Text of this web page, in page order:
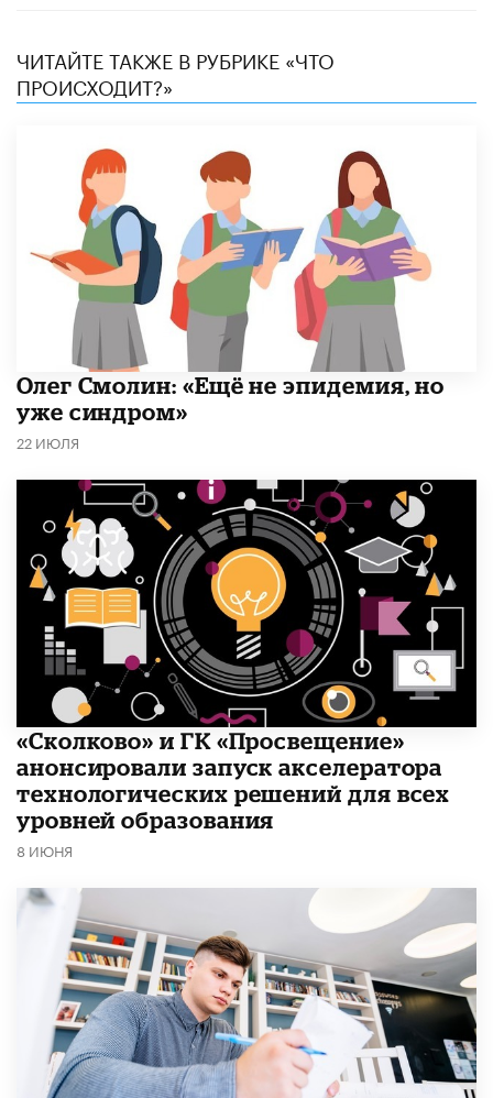
ЧИТАЙТЕ ТАКЖЕ В РУБРИКЕ «ЧТО
ПРОИСХОДИТ?»
​Олег Смолин: «Ещё не эпидемия, но
уже синдром»
22 ИЮЛЯ
«Сколково» и ГК «Просвещение»
анонсировали запуск акселератора
технологических решений для всех
уровней образования
8 ИЮНЯ